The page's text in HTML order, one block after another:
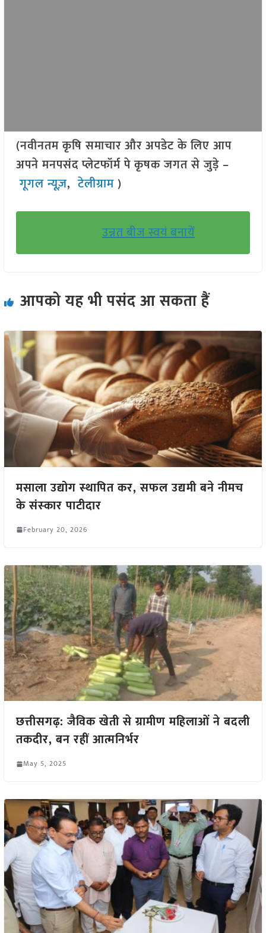
(नवीनतम कृषि समाचार और अपडेट के लिए आप
अपने मनपसंद प्लेटफॉर्म पे कृषक जगत से जुड़े –
गूगल न्यूज़,टेलीग्राम )
उन्नत बीज स्वयं बनायें
आपको यह भी पसंद आ सकता हैं
मसाला उद्योग स्‍थापित कर, सफल उद्यमी बने नीमच
के संस्‍कार पाटीदार
February 20, 2026
छत्तीसगढ़: जैविक खेती से ग्रामीण महिलाओं ने बदली
तकदीर, बन रहीं आत्मनिर्भर
May 5, 2025